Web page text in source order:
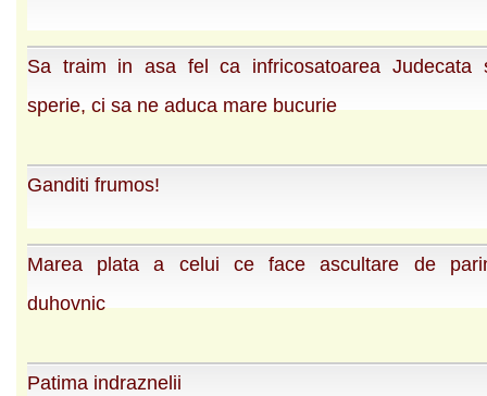
Sa traim in asa fel ca infricosatoarea Judecata
sperie, ci sa ne aduca mare bucurie
Ganditi frumos!
Marea plata a celui ce face ascultare de
duhovnic
Patima indraznelii